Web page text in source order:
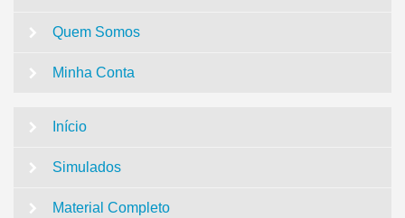
Quem Somos
Minha Conta
Início
Simulados
Material Completo